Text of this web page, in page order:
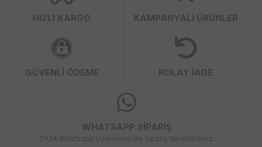
HIZLI KARGO KAMPANYALI ÜRÜNLER
GÜVENLİ ÖDEME KOLAY İADE
WHATSAPP SİPARİŞ
7x24 Whatsapp Üzerinden de Sipariş Verebilirsiniz.